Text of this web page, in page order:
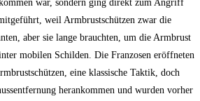
war, sondern ging direkt zum Angriff
weil Armbrustschützen zwar die
aber sie lange brauchten, um die Armbrust
mobilen Schilden. Die Franzosen eröffneten
eine klassische Taktik, doch
herankommen und wurden vorher